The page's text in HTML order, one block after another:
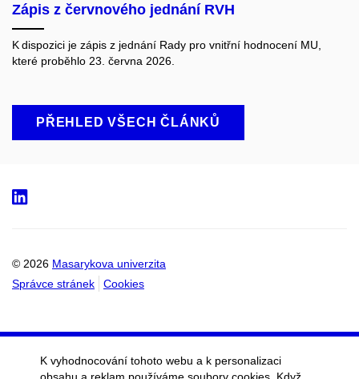
Zápis z červnového jednání RVH
K dispozici je zápis z jednání Rady pro vnitřní hodnocení MU,
které proběhlo 23. června 2026.
PŘEHLED VŠECH ČLÁNKŮ
© 2026 Masarykova univerzita
Správce stránek
Cookies
K vyhodnocování tohoto webu a k personalizaci